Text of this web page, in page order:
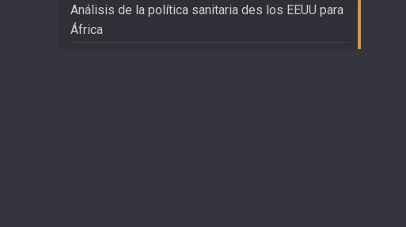
Análisis de la política sanitaria des los EEUU para
África